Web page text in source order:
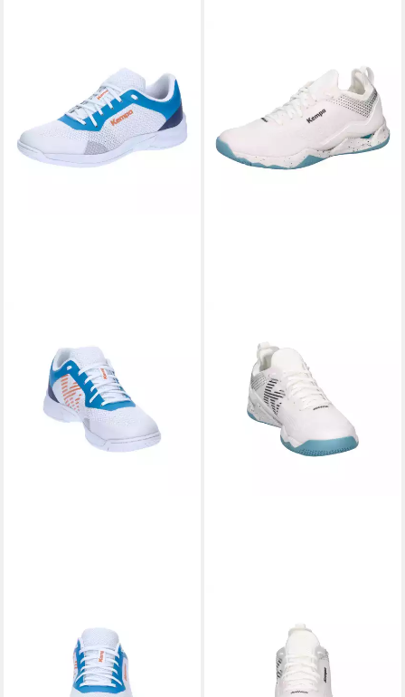
Handballschuhe Kourtfly
Three W Hallenschuh
ab 47,99 € UVP89,99 €
Handballschuhe Wing Lite 3.0
W Hallenschuh
ab 110,49 €
UVP 150,00 €